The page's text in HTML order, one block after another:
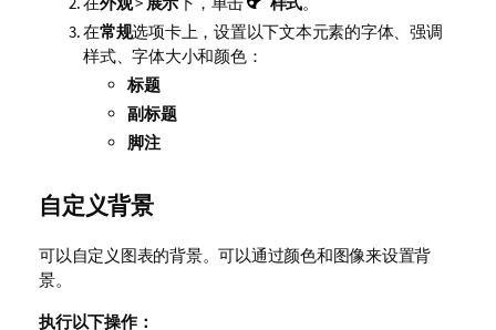
在常规选项卡上，设置以下文本元素的字体、强调
样式、字体大小和颜色：
标题
副标题
脚注
自定义背景
可以自定义图表的背景。可以通过颜色和图像来设置背
景。
执行以下操作：